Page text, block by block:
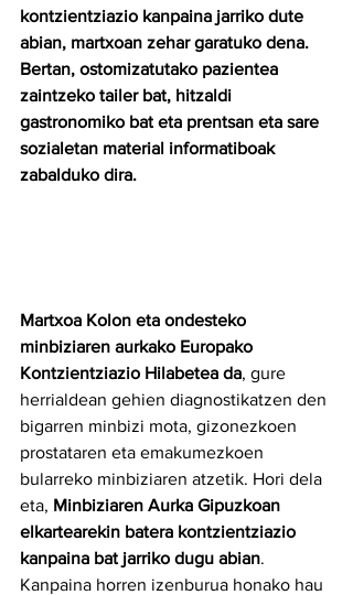
kontzientziazio kanpaina jarriko dute
abian, martxoan zehar garatuko dena.
Bertan, ostomizatutako pazientea
zaintzeko tailer bat, hitzaldi
gastronomiko bat eta prentsan eta sare
sozialetan material informatiboak
zabalduko dira.
Martxoa Kolon eta ondesteko
minbiziaren aurkako Europako
Kontzientziazio Hilabetea da, gure
herrialdean gehien diagnostikatzen den
bigarren minbizi mota, gizonezkoen
prostataren eta emakumezkoen
bularreko minbiziaren atzetik. Hori dela
eta, Minbiziaren Aurka Gipuzkoan
elkartearekin batera kontzientziazio
kanpaina bat jarriko dugu abian.
Kanpaina horren izenburua honako hau